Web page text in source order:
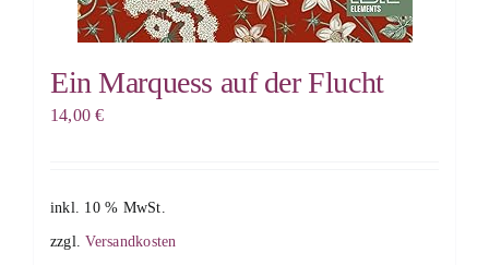
Ein Marquess auf der Flucht
14,00€
inkl. 10 % MwSt.
zzgl.Versandkosten